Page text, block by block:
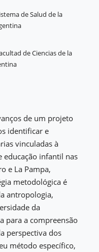
de Salud de la
de Ciencias de la
de um projeto
identificar e
vinculadas à
educação infantil nas
e La Pampa,
metodológica é
antropologia,
da
para a compreensão
perspectiva dos
método específico,